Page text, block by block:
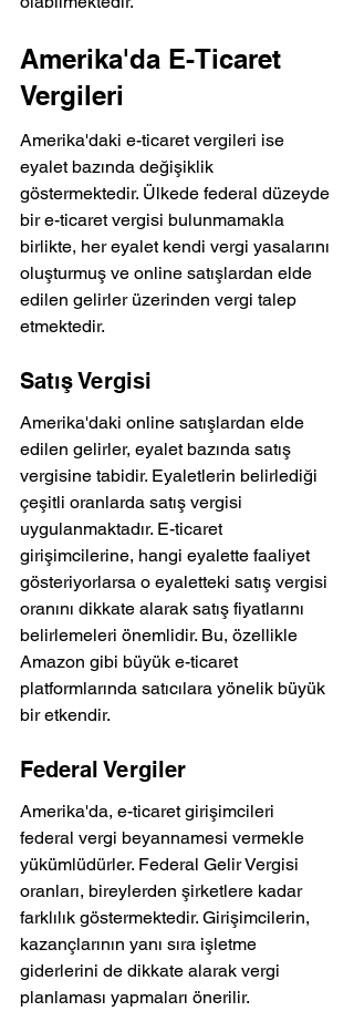
Amerika'da E-Ticaret
Vergileri
Amerika'daki e-ticaret vergileri ise
eyalet bazında değişiklik
göstermektedir. Ülkede federal düzeyde
bir e-ticaret vergisi bulunmamakla
birlikte, her eyalet kendi vergi yasalarını
oluşturmuş ve online satışlardan elde
edilen gelirler üzerinden vergi talep
etmektedir.
Satış Vergisi
Amerika'daki online satışlardan elde
edilen gelirler, eyalet bazında satış
vergisine tabidir. Eyaletlerin belirlediği
çeşitli oranlarda satış vergisi
uygulanmaktadır. E-ticaret
girişimcilerine, hangi eyalette faaliyet
gösteriyorlarsa o eyaletteki satış vergisi
oranını dikkate alarak satış fiyatlarını
belirlemeleri önemlidir. Bu, özellikle
Amazon gibi büyük e-ticaret
platformlarında satıcılara yönelik büyük
bir etkendir.
Federal Vergiler
Amerika'da, e-ticaret girişimcileri
federal vergi beyannamesi vermekle
yükümlüdürler. Federal Gelir Vergisi
oranları, bireylerden şirketlere kadar
farklılık göstermektedir. Girişimcilerin,
kazançlarının yanı sıra işletme
giderlerini de dikkate alarak vergi
planlaması yapmaları önerilir.